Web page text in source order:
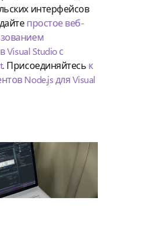
интерфейсов
простое веб-
Visual Studio с
. Присоединяйтесь к
Node.js для Visual